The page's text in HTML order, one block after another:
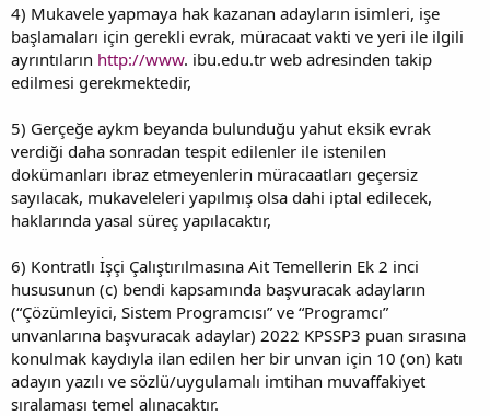
4) Mukavele yapmaya hak kazanan adayların isimleri, işe
başlamaları için gerekli evrak, müracaat vakti ve yeri ile ilgili
ayrıntıların http://www. ibu.edu.tr web adresinden takip
edilmesi gerekmektedir,
5) Gerçeğe aykm beyanda bulunduğu yahut eksik evrak
verdiği daha sonradan tespit edilenler ile istenilen
dokümanları ibraz etmeyenlerin müracaatları geçersiz
sayılacak, mukaveleleri yapılmış olsa dahi iptal edilecek,
haklarında yasal süreç yapılacaktır,
6) Kontratlı İşçi Çalıştırılmasına Ait Temellerin Ek 2 inci
hususunun (c) bendi kapsamında başvuracak adayların
(“Çözümleyici, Sistem Programcısı” ve “Programcı”
unvanlarına başvuracak adaylar) 2022 KPSSP3 puan sırasına
konulmak kaydıyla ilan edilen her bir unvan için 10 (on) katı
adayın yazılı ve sözlü/uygulamalı imtihan muvaffakiyet
sıralaması temel alınacaktır.